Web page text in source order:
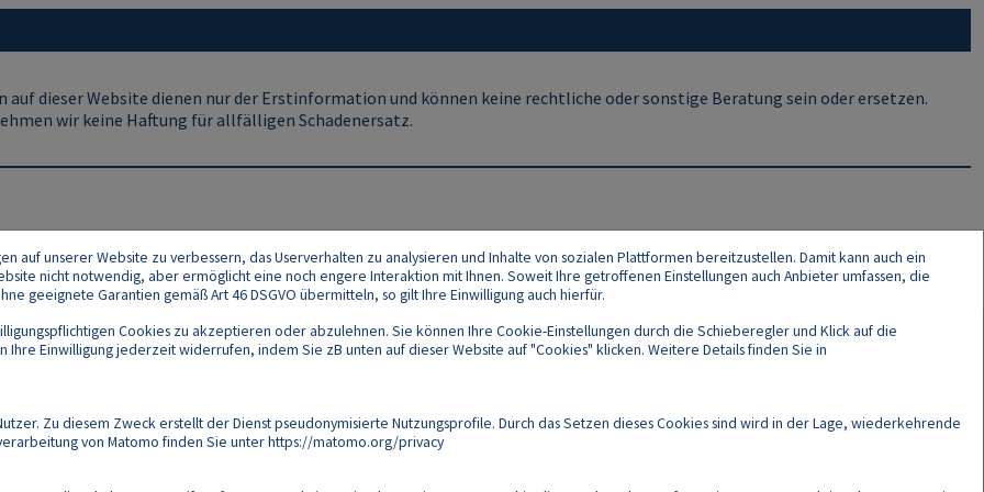
auf dieser Website dienen nur der Erstinformation und können keine rechtliche oder sonstige Beratung sein oder ersetzen.
wir keine Haftung für allfälligen Schadenersatz.
Footer
auf unserer Website zu verbessern, das Userverhalten zu analysieren und Inhalte von sozialen Plattformen bereitzustellen. Damit kann auch ein
nicht notwendig, aber ermöglicht eine noch engere Interaktion mit Ihnen. Soweit Ihre getroffenen Einstellungen auch Anbieter umfassen, die
geeignete Garantien gemäß Art 46 DSGVO übermitteln, so gilt Ihre Einwilligung auch hierfür.
Cookies zu akzeptieren oder abzulehnen. Sie können Ihre Cookie-Einstellungen durch die Schieberegler und Klick auf die
Ihre Einwilligung jederzeit widerrufen, indem Sie zB unten auf dieser Website auf "Cookies" klicken. Weitere Details finden Sie in
Zu diesem Zweck erstellt der Dienst pseudonymisierte Nutzungsprofile. Durch das Setzen dieses Cookies sind wird in der Lage, wiederkehrende
von Matomo finden Sie unterhttps://matomo.org/privacy
Follow us on: